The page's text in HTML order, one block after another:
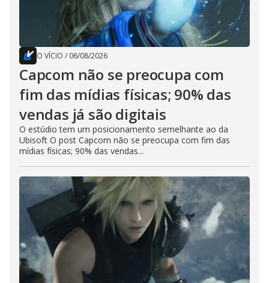
O VÍCIO / 06/08/2026
Capcom não se preocupa com
fim das mídias físicas; 90% das
vendas já são digitais
O estúdio tem um posicionamento semelhante ao da
Ubisoft O post Capcom não se preocupa com fim das
mídias físicas; 90% das vendas...